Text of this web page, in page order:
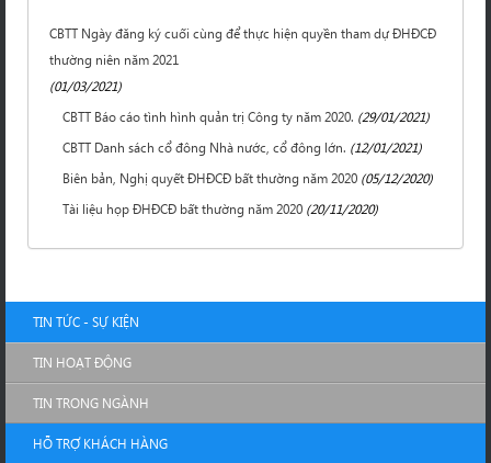
CBTT Ngày đăng ký cuối cùng để thực hiện quyền tham dự ĐHĐCĐ
thường niên năm 2021
(01/03/2021)
CBTT Báo cáo tình hình quản trị Công ty năm 2020. (29/01/2021)
CBTT Danh sách cổ đông Nhà nước, cổ đông lớn. (12/01/2021)
Biên bản, Nghị quyết ĐHĐCĐ bất thường năm 2020 (05/12/2020)
Tài liệu họp ĐHĐCĐ bất thường năm 2020 (20/11/2020)
TIN TỨC - SỰ KIỆN
TIN HOẠT ĐỘNG
TIN TRONG NGÀNH
HỖ TRỢ KHÁCH HÀNG